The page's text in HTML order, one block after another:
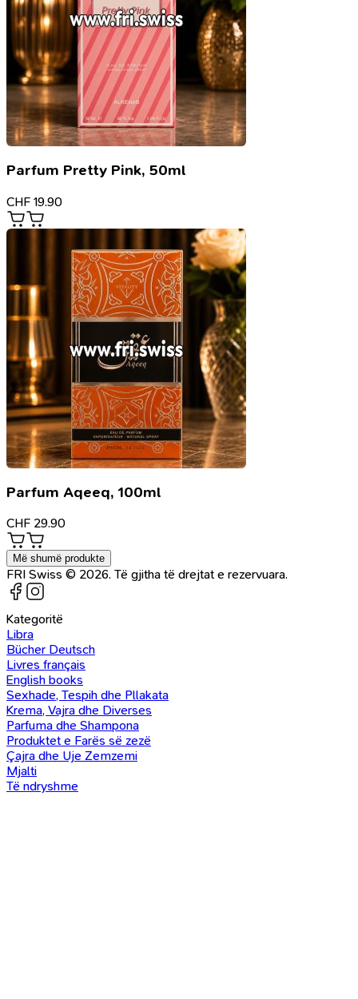
Parfum Pretty Pink, 50ml
CHF 19.90
Parfum Aqeeq, 100ml
CHF 29.90
Më shumë produkte
FRI Swiss © 2026. Të gjitha të drejtat e rezervuara.
Kategoritë
Libra
Bücher Deutsch
Livres français
English books
Sexhade, Tespih dhe Pllakata
Krema, Vajra dhe Diverses
Parfuma dhe Shampona
Produktet e Farës së zezë
Çajra dhe Uje Zemzemi
Mjalti
Të ndryshme